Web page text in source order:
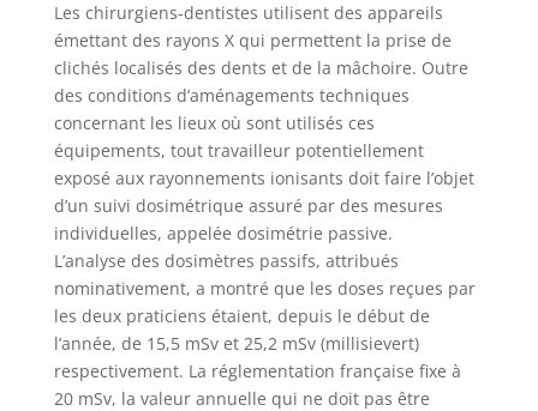
Les chirurgiens-dentistes utilisent des appareils
émettant des rayons X qui permettent la prise de
clichés localisés des dents et de la mâchoire. Outre
des conditions d’aménagements techniques
concernant les lieux où sont utilisés ces
équipements, tout travailleur potentiellement
exposé aux rayonnements ionisants doit faire l’objet
d’un suivi dosimétrique assuré par des mesures
individuelles, appelée dosimétrie passive.
L’analyse des dosimètres passifs, attribués
nominativement, a montré que les doses reçues par
les deux praticiens étaient, depuis le début de
l’année, de 15,5 mSv et 25,2 mSv (millisievert)
respectivement. La réglementation française fixe à
20 mSv, la valeur annuelle qui ne doit pas être